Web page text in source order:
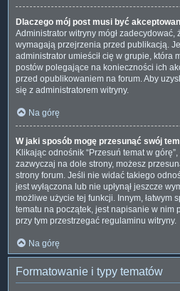
Dlaczego mój post musi być
Administrator witryny mógł zadecydować,
wymagają przejrzenia przed publikacją.
administrator umieścił cię w grupie, która
postów polegające na konieczności ich
przed opublikowaniem na forum. Aby
się z administratorem witryny.
Na górę
W jaki sposób mogę przesunąć swój
Klikając odnośnik “Przesuń temat w
zazwyczaj na dole strony, możesz
strony forum. Jeśli nie widać takiego
jest wyłączona lub nie upłynął jeszcze
możliwe użycie tej funkcji. Innym, łatwym
tematu na początek, jest napisanie w nim
przy tym przestrzegać regulaminu witryny.
Na górę
Formatowanie i typy tematów